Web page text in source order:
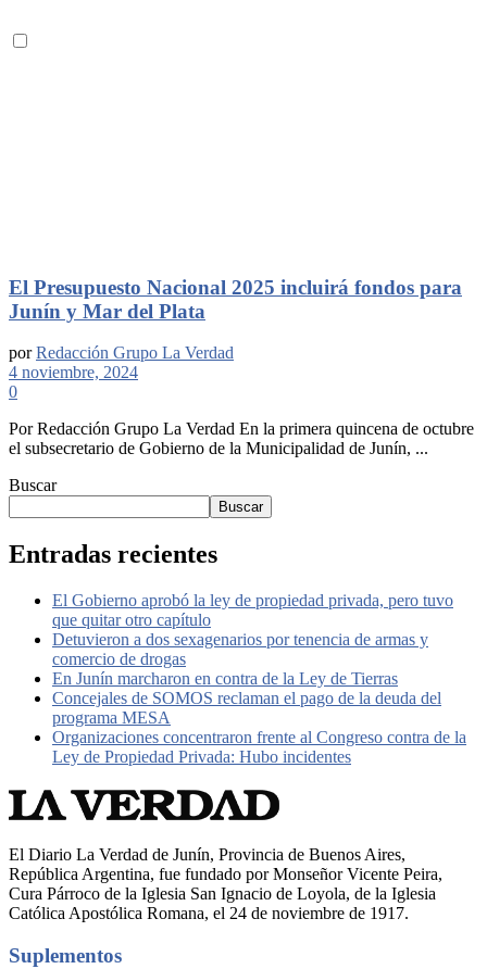
El Presupuesto Nacional 2025 incluirá fondos para
Junín y Mar del Plata
por Redacción Grupo La Verdad
4 noviembre, 2024
0
Por Redacción Grupo La Verdad En la primera quincena de octubre
el subsecretario de Gobierno de la Municipalidad de Junín, ...
Buscar
Buscar
Entradas recientes
El Gobierno aprobó la ley de propiedad privada, pero tuvo
que quitar otro capítulo
Detuvieron a dos sexagenarios por tenencia de armas y
comercio de drogas
En Junín marcharon en contra de la Ley de Tierras
Concejales de SOMOS reclaman el pago de la deuda del
programa MESA
Organizaciones concentraron frente al Congreso contra de la
Ley de Propiedad Privada: Hubo incidentes
El Diario La Verdad de Junín, Provincia de Buenos Aires,
República Argentina, fue fundado por Monseñor Vicente Peira,
Cura Párroco de la Iglesia San Ignacio de Loyola, de la Iglesia
Católica Apostólica Romana, el 24 de noviembre de 1917.
Suplementos